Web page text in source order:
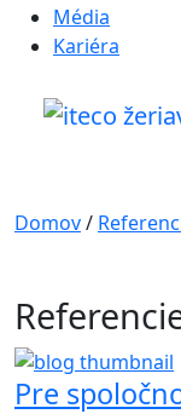
Média
Kariéra
Domov/
Pre